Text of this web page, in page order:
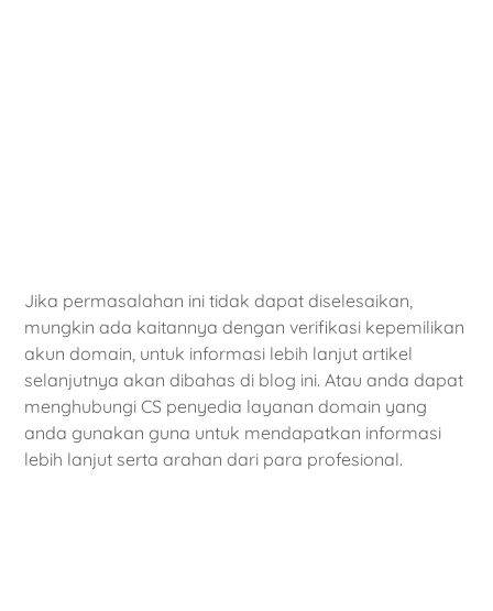
Jika permasalahan ini tidak dapat diselesaikan,
mungkin ada kaitannya dengan verifikasi kepemilikan
akun domain, untuk informasi lebih lanjut artikel
selanjutnya akan dibahas di blog ini. Atau anda dapat
menghubungi CS penyedia layanan domain yang
anda gunakan guna untuk mendapatkan informasi
lebih lanjut serta arahan dari para profesional.